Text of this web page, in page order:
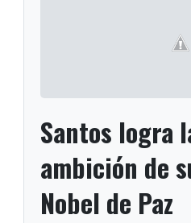
Santos logra
ambición de
Nobel de Paz